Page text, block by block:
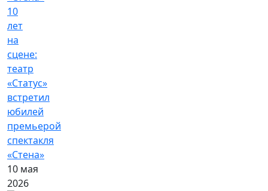
10
лет
на
сцене:
театр
«Статус»
встретил
юбилей
премьерой
спектакля
«Стена»
10 мая
2026